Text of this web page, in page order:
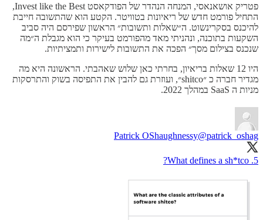
פטריק אושאנאסי, המנחה הנהדר של הפודקאסט Invest like the Best,
התחיל פורמט חדש של ריאיונות בטוויטר. הקטע הוא שהתשובה חייבת
להיכנס בסקרינשוט. ה״שאלות ותשובות״ הראשון שפירסם היה סביב
השקעות בתוכנה, ונהניתי מאד מהפורמט בעיקר כי הוא מגבלת ה״מה
שנכנס בצילום מסך״ הפכה את התשובות לישירות ותמציתיות.
היו 12 שאלות בריאיון, בחרתי כאן שלוש שאהבתי. הראשונה היא מה
מגדיר חברה כ ״shitco״, ועוזרת גם להבין את התפיסה בשוק והתרסקות
מניות ה SaaS במהלך 2022.
Patrick OShaughnessy@patrick_oshag
5. What defines a sh*tco?